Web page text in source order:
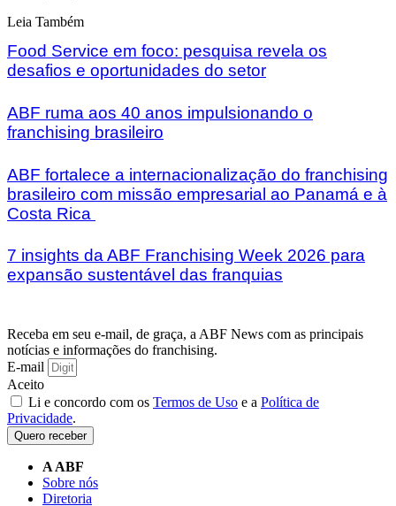
Leia Também
Food Service em foco: pesquisa revela os
desafios e oportunidades do setor
ABF ruma aos 40 anos impulsionando o
franchising brasileiro
ABF fortalece a internacionalização do franchising
brasileiro com missão empresarial ao Panamá e à
Costa Rica
7 insights da ABF Franchising Week 2026 para
expansão sustentável das franquias
Receba em seu e-mail, de graça, a ABF News com as principais
notícias e informações do franchising.
E-mail
Aceito
Li e concordo com os Termos de Uso e a Política de
Privacidade.
Quero receber
A ABF
Sobre nós
Diretoria